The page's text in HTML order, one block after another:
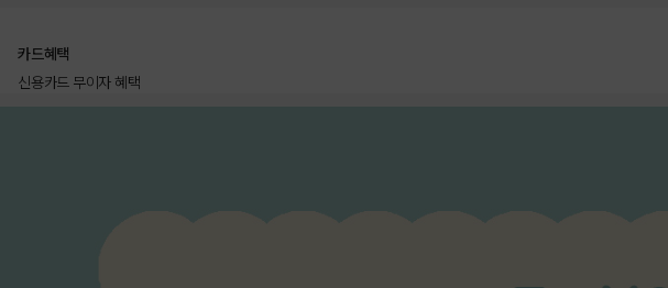
카드혜택
신용카드 무이자 혜택